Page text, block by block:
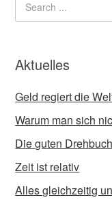
Aktuelles
Geld regiert die
Warum man sich
Die guten
Zeit ist relativ
Alles gleichzeitig